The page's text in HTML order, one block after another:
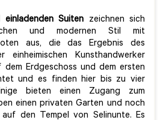
Suiten zeichnen sich
und modernen Stil mit
aus, die das Ergebnis des
einheimischen Kunsthandwerker
dem Erdgeschoss und dem ersten
und es finden hier bis zu vier
bieten einen Zugang zum
einen privaten Garten und noch
den Tempel von Selinunte. Es